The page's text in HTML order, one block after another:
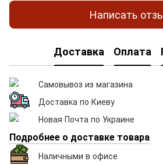
Написать
Доставка Оплата
Самовывоз из магазина
Доставка по Киеву
Новая Почта по Украине
Подробнее о доставке товара
Наличными в офисе